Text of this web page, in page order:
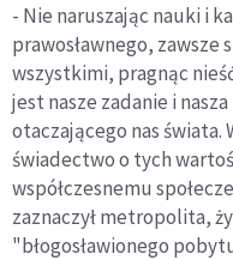
- Nie naruszając nauki i
prawosławnego, zawsze
wszystkimi, pragnąc
jest nasze zadanie i
otaczającego nas świata.
świadectwo o tych
współczesnemu
zaznaczył metropolita,
"błogosławionego